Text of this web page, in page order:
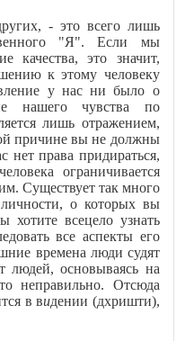
- это всего лишь
"Я". Если мы
качества, это значит,
к этому человеку
у нас ни было о
нашего чувства по
лишь отражением,
причине вы не должны
нет права придираться,
ограничивается
Существует так много
о которых вы
хотите всецело узнать
все аспекты его
времена люди судят
людей, основываясь на
неправильно. Отсюда
в видении (дхришти),